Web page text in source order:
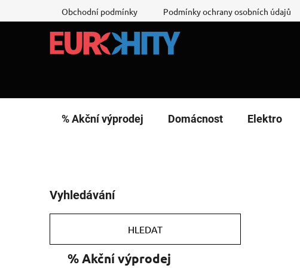
na
Obchodní podmínky Podmínky ochrany osobních údajů
% Akční výprodej Domácnost Elektro
o
s
r
Vyhledávání
HLEDAT
kategorie
% Akční výprodej